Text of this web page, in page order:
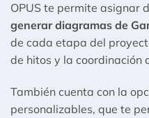
OPUS te permite asignar
generar diagramas de
de cada etapa del
de hitos y la coordinación
También cuenta con la
personalizables, que te